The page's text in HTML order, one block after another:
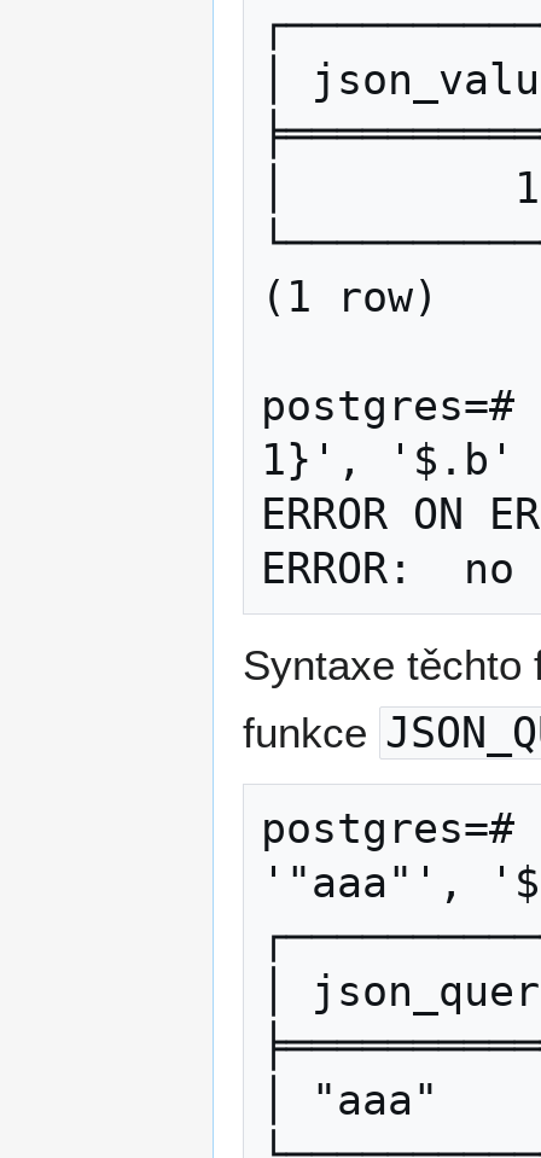
│
│
(1 row)
postgres=#
1}', '$.b'
ERROR ON
Syntaxe těchto
funkce
postgres=#
'"aaa"', '$'
│
│ "aaa"